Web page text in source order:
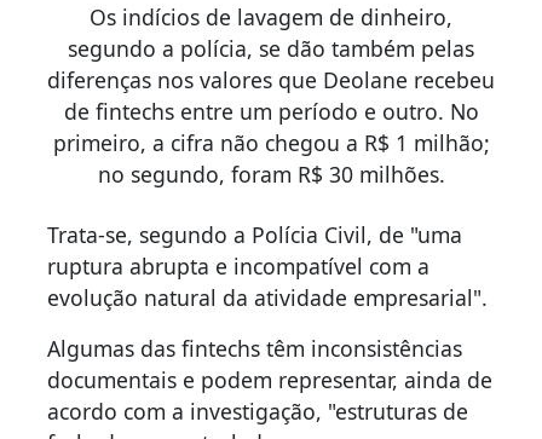
Os indícios de lavagem de dinheiro,
segundo a polícia, se dão também pelas
diferenças nos valores que Deolane recebeu
de fintechs entre um período e outro. No
primeiro, a cifra não chegou a R$ 1 milhão;
no segundo, foram R$ 30 milhões.
Trata-se, segundo a Polícia Civil, de "uma
ruptura abrupta e incompatível com a
evolução natural da atividade empresarial".
Algumas das fintechs têm inconsistências
documentais e podem representar, ainda de
acordo com a investigação, "estruturas de